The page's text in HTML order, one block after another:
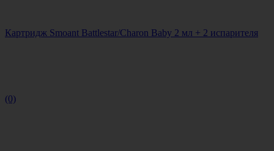
Картридж Smoant Battlestar/Charon Baby 2 мл + 2 испарителя
(0)